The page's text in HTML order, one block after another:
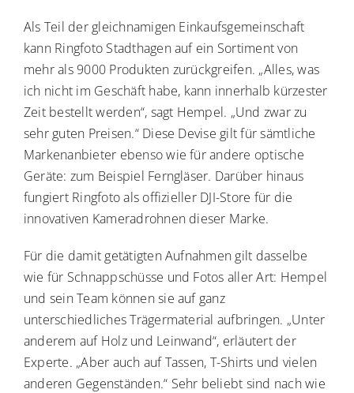
Als Teil der gleichnamigen Einkaufsgemeinschaft
kann Ringfoto Stadthagen auf ein Sortiment von
mehr als 9000 Produkten zurückgreifen. „Alles, was
ich nicht im Geschäft habe, kann innerhalb kürzester
Zeit bestellt werden“, sagt Hempel. „Und zwar zu
sehr guten Preisen.“ Diese Devise gilt für sämtliche
Markenanbieter ebenso wie für andere optische
Geräte: zum Beispiel Ferngläser. Darüber hinaus
fungiert Ringfoto als offizieller DJI-Store für die
innovativen Kameradrohnen dieser Marke.
Für die damit getätigten Aufnahmen gilt dasselbe
wie für Schnappschüsse und Fotos aller Art: Hempel
und sein Team können sie auf ganz
unterschiedliches Trägermaterial aufbringen. „Unter
anderem auf Holz und Leinwand“, erläutert der
Experte. „Aber auch auf Tassen, T-Shirts und vielen
anderen Gegenständen.“ Sehr beliebt sind nach wie